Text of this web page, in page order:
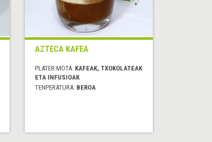
AZTECA KAFEA
PLATER MOTA: KAFEAK, TXOKOLATEAK
ETA INFUSIOAK
TENPERATURA: BEROA